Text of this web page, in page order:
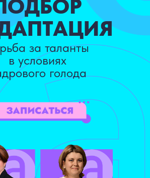
за таланты
в условиях
голода